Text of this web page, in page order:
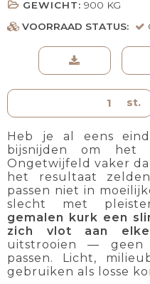
GEWICHT: 900 KG
VOORRAAD STATUS:
st.
Heb je al eens
bijsnijden om
Ongetwijfeld vaker
het resultaat
passen niet in
slecht met
gemalen kurk een
zich vlot aan
uitstrooien —
passen. Licht,
gebruiken als losse